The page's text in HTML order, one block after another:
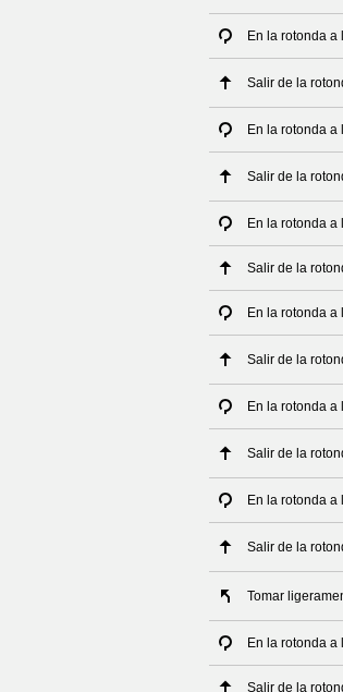
En la rotonda a
Salir de la
En la rotonda
Salir de la
En la rotonda
Salir de la
En la rotonda a
Salir de la
En la rotonda a
Salir de la
En la rotonda a
Salir de la
Tomar
En la rotonda a
Salir de la